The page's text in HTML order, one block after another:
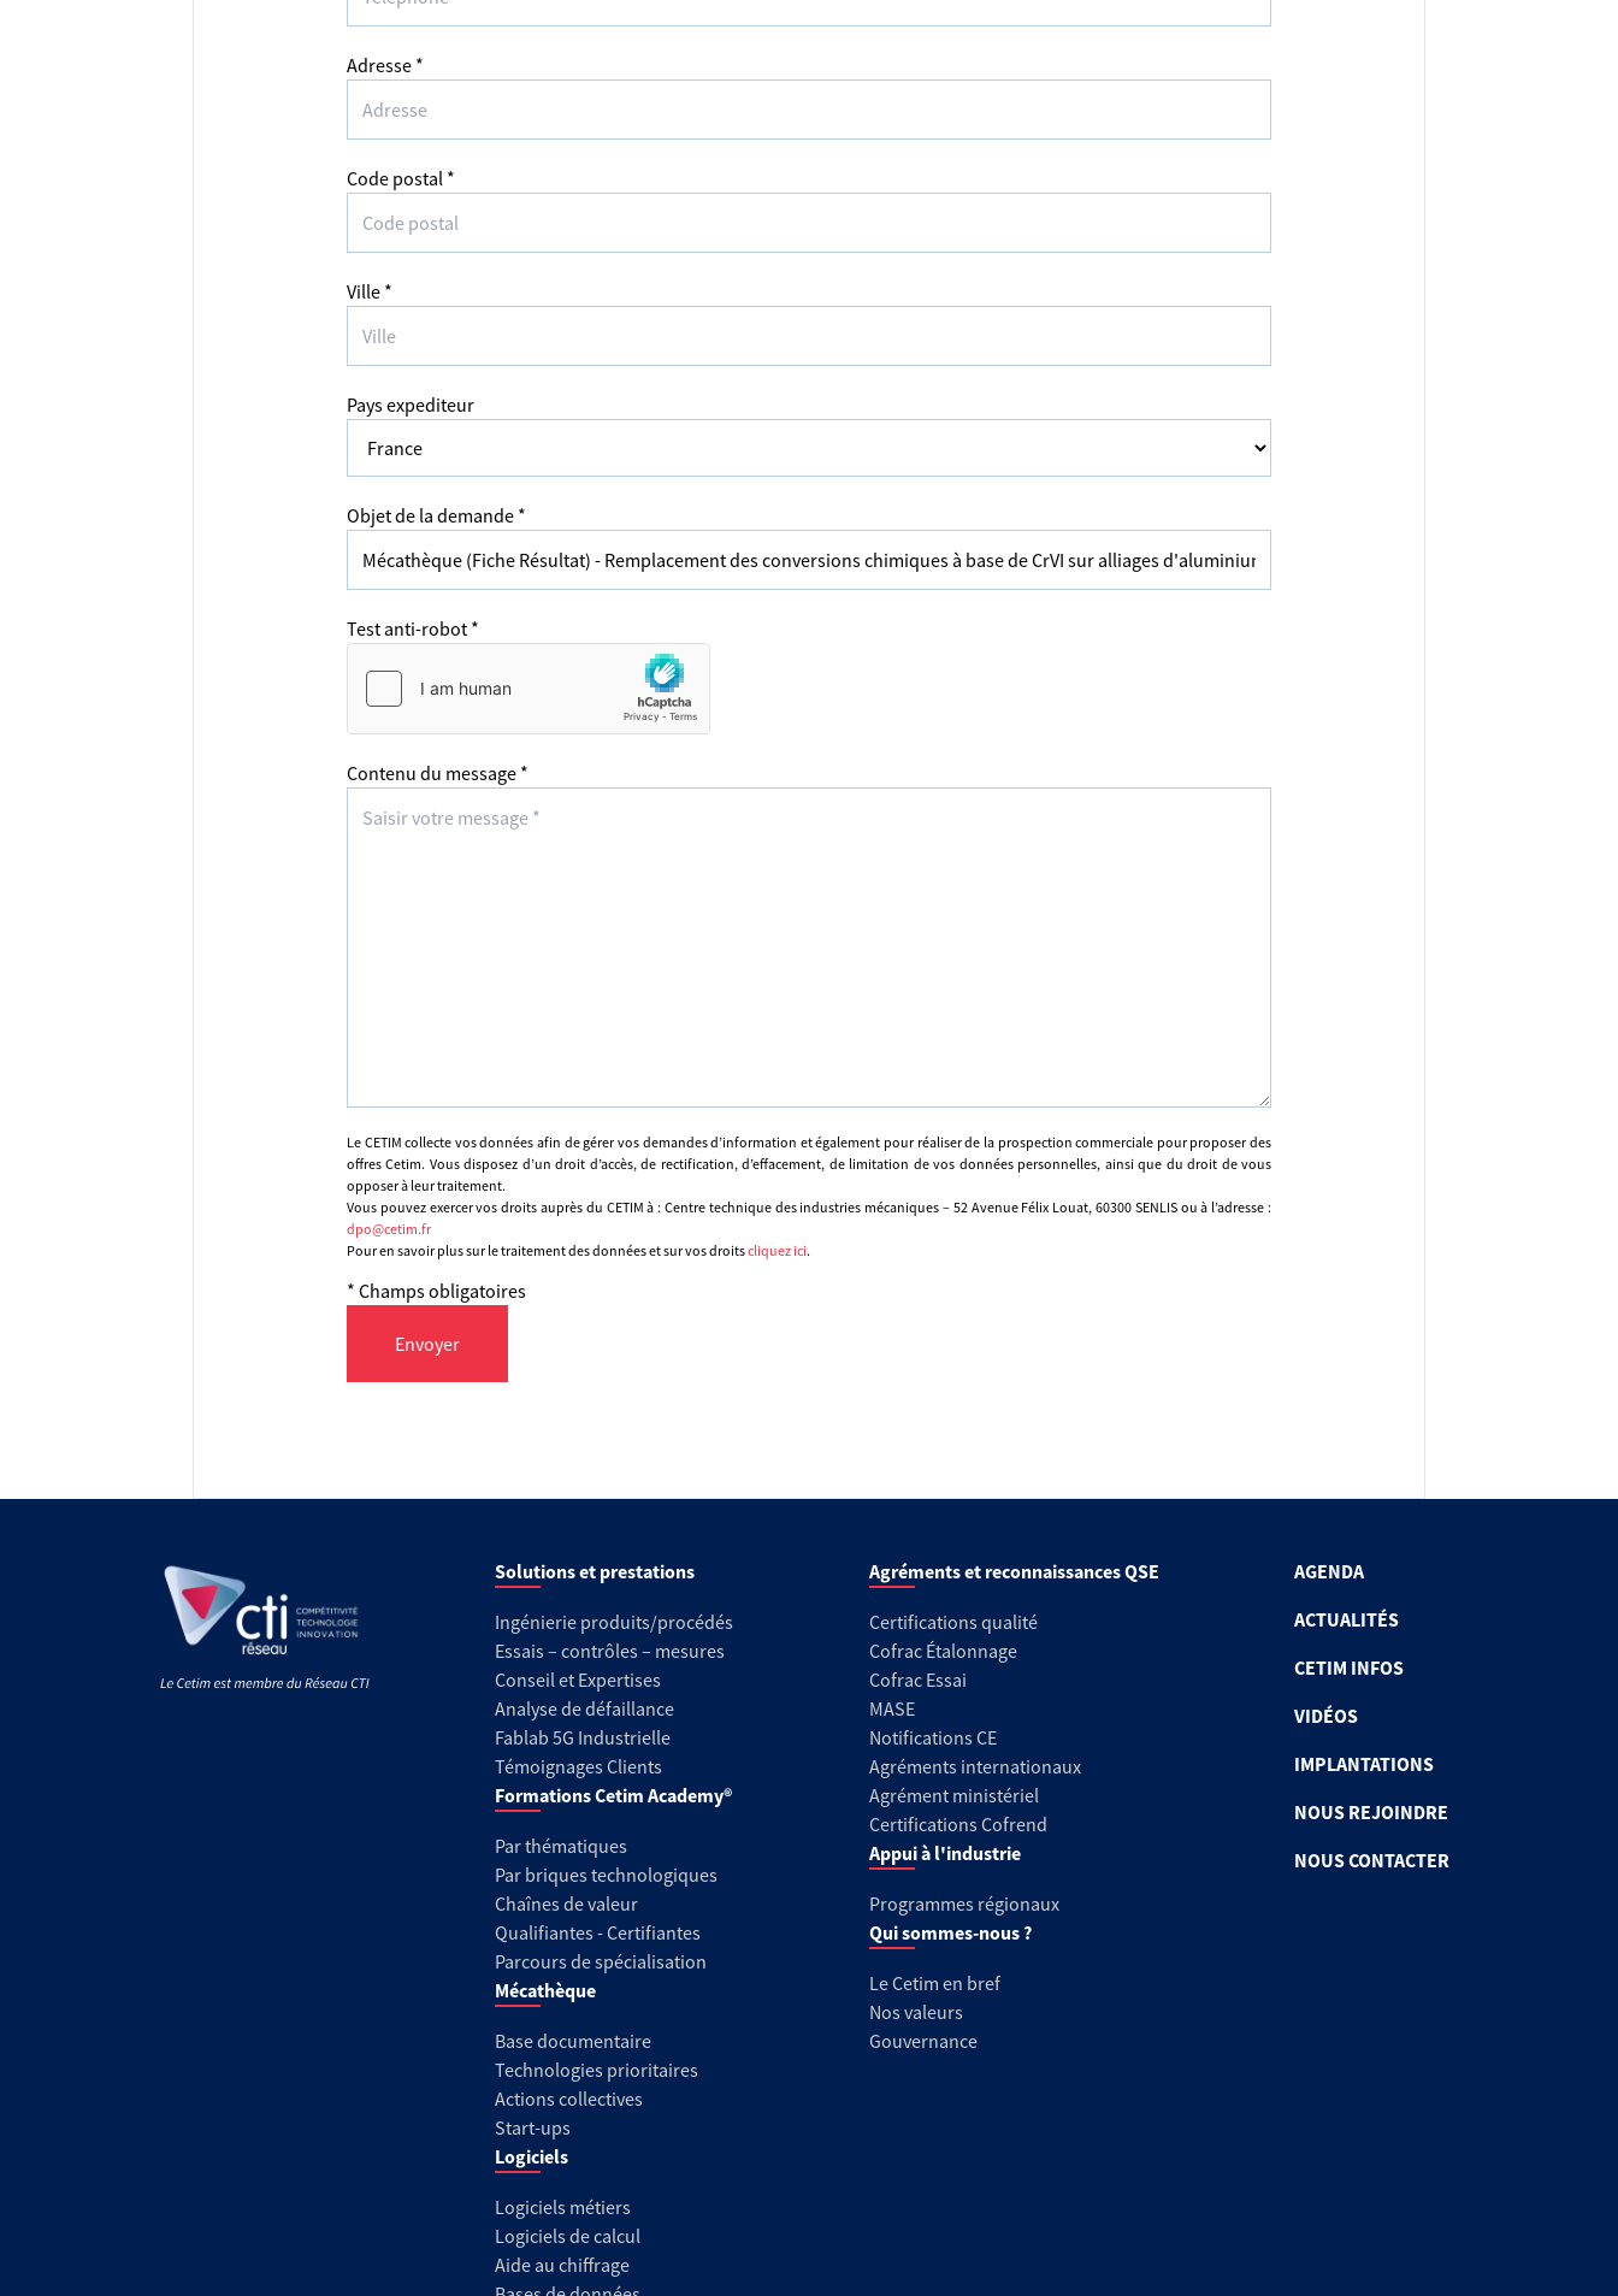
Adresse *
Code postal *
Ville *
Pays expediteur
Objet de la demande *
Test anti-robot *
Contenu du message *
Le CETIM collecte vos données afin de gérer vos demandes d’information et également pour réaliser de la prospection commerciale pour proposer des
offres Cetim. Vous disposez d’un droit d’accès, de rectification, d’effacement, de limitation de vos données personnelles, ainsi que du droit de vous
opposer à leur traitement.
Vous pouvez exercer vos droits auprès du CETIM à : Centre technique des industries mécaniques – 52 Avenue Félix Louat, 60300 SENLIS ou à l’adresse :
dpo@cetim.fr
Pour en savoir plus sur le traitement des données et sur vos droitscliquez ici.
* Champs obligatoires
Envoyer
Solutions et prestations
Ingénierie produits/procédés
Essais – contrôles – mesures
Conseil et Expertises
Analyse de défaillance
Fablab 5G Industrielle
Témoignages Clients
Formations Cetim Academy®
Par thématiques
Par briques technologiques
Chaînes de valeur
Qualifiantes - Certifiantes
Parcours de spécialisation
Mécathèque
Base documentaire
Technologies prioritaires
Actions collectives
Start-ups
Logiciels
Logiciels métiers
Logiciels de calcul
Aide au chiffrage
Agréments et reconnaissances QSE
Certifications qualité
Cofrac Étalonnage
Cofrac Essai
MASE
Notifications CE
Agréments internationaux
Agrément ministériel
Certifications Cofrend
Appui à l'industrie
Programmes régionaux
Qui sommes-nous ?
Le Cetim en bref
Nos valeurs
Gouvernance
AGENDA
ACTUALITÉS
CETIM INFOS
VIDÉOS
IMPLANTATIONS
NOUS REJOINDRE
NOUS CONTACTER